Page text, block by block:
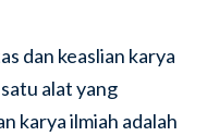
dan keaslian karya
alat yang
karya ilmiah adalah